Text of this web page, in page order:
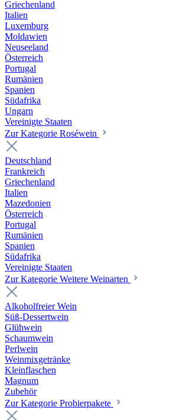
Griechenland
Italien
Luxemburg
Moldawien
Neuseeland
Österreich
Portugal
Rumänien
Spanien
Südafrika
Ungarn
Vereinigte Staaten
Zur Kategorie Roséwein
Deutschland
Frankreich
Griechenland
Italien
Mazedonien
Österreich
Portugal
Rumänien
Spanien
Südafrika
Vereinigte Staaten
Zur Kategorie Weitere Weinarten
Alkoholfreier Wein
Süß-Dessertwein
Glühwein
Schaumwein
Perlwein
Weinmixgetränke
Kleinflaschen
Magnum
Zubehör
Zur Kategorie Probierpakete